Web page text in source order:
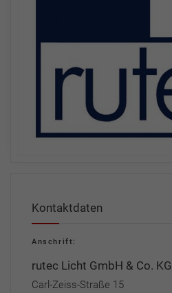
Kontaktdaten
Anschrift:
rutec Licht GmbH & Co. KG
Carl-Zeiss-Straße 15